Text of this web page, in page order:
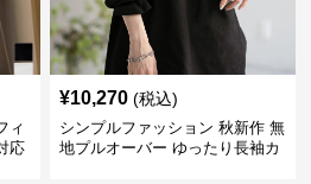
ィ
応
¥10,270 (税込)
シンプルファッション 秋新作 無
地プルオーバー ゆったり長袖カ